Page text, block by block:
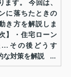
ます。 今回は、
に落ちたときの
き方を解説しま
】・住宅ローン
…その後どうす
な対策を解説 ...